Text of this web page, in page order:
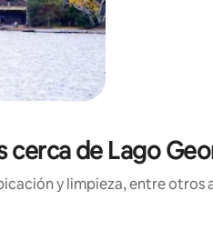
cerca de Lago
y limpieza, entre otros